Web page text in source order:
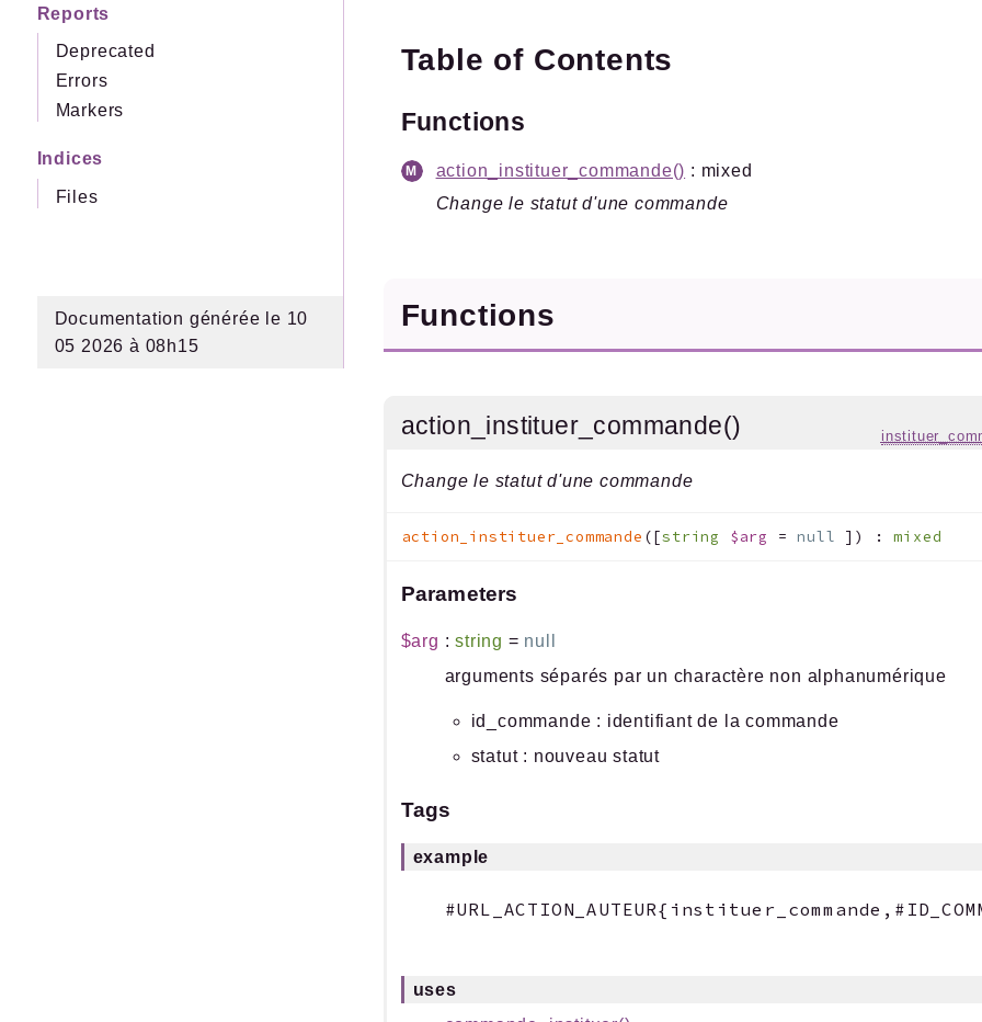
Reports
Deprecated
Errors
Markers
Indices
Files
Documentation générée le 10
05 2026 à 08h15
Table of Contents
Functions
action_instituer_commande() : mixed
Change le statut d'une commande
Functions
action_instituer_commande()
Change le statut d'une commande
action_instituer_commande ([string $arg =null ] ) :mixed
Parameters
$arg :string = null
arguments séparés par un charactère non alphanumérique
id_commande : identifiant de la commande
statut : nouveau statut
Tags
example
uses